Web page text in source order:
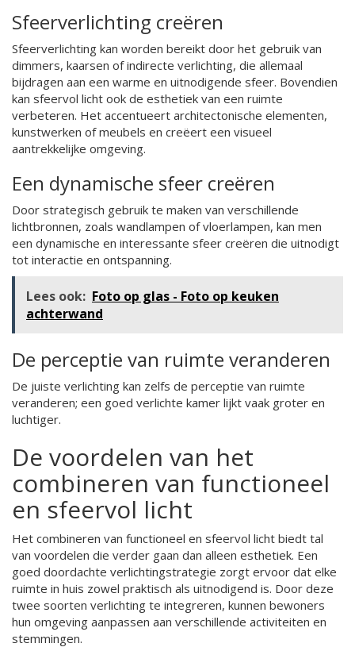
Sfeerverlichting creëren
Sfeerverlichting kan worden bereikt door het gebruik van
dimmers, kaarsen of indirecte verlichting, die allemaal
bijdragen aan een warme en uitnodigende sfeer. Bovendien
kan sfeervol licht ook de esthetiek van een ruimte
verbeteren. Het accentueert architectonische elementen,
kunstwerken of meubels en creëert een visueel
aantrekkelijke omgeving.
Een dynamische sfeer creëren
Door strategisch gebruik te maken van verschillende
lichtbronnen, zoals wandlampen of vloerlampen, kan men
een dynamische en interessante sfeer creëren die uitnodigt
tot interactie en ontspanning.
Lees ook: Foto op glas - Foto op keuken
achterwand
De perceptie van ruimte veranderen
De juiste verlichting kan zelfs de perceptie van ruimte
veranderen; een goed verlichte kamer lijkt vaak groter en
luchtiger.
De voordelen van het
combineren van functioneel
en sfeervol licht
Het combineren van functioneel en sfeervol licht biedt tal
van voordelen die verder gaan dan alleen esthetiek. Een
goed doordachte verlichtingstrategie zorgt ervoor dat elke
ruimte in huis zowel praktisch als uitnodigend is. Door deze
twee soorten verlichting te integreren, kunnen bewoners
hun omgeving aanpassen aan verschillende activiteiten en
stemmingen.